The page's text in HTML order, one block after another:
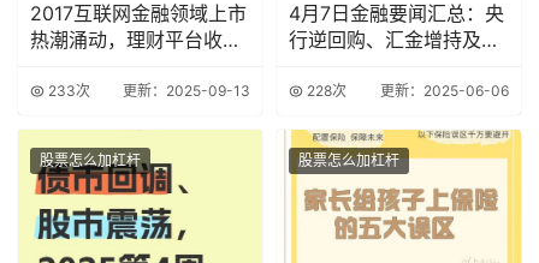
2017互联网金融领域上市
热潮涌动，理财平台收益
233次 更新：2025-09-13
4月7日金融要闻汇总：央
行逆回购、汇金增持及养
228次 更新：2025-06-06
股票怎么加杠杆 股票怎么加杠杆